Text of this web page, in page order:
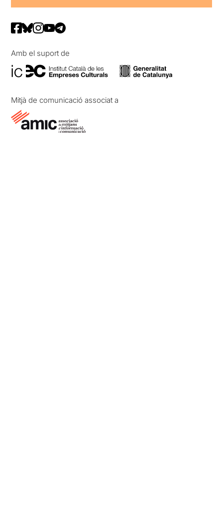
Amb el suport de
Mitjà de comunicació associat a